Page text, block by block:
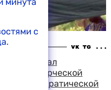
миротворческой
в Демократической
с